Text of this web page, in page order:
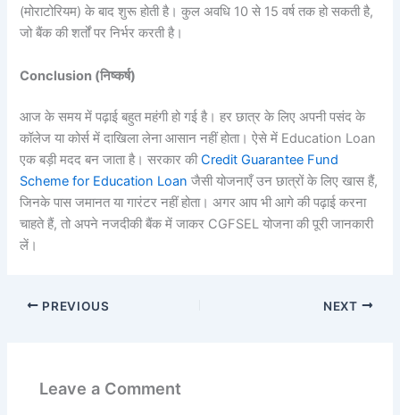
(मोराटोरियम) के बाद शुरू होती है। कुल अवधि 10 से 15 वर्ष तक हो सकती है,
जो बैंक की शर्तों पर निर्भर करती है।
Conclusion (निष्कर्ष)
आज के समय में पढ़ाई बहुत महंगी हो गई है। हर छात्र के लिए अपनी पसंद के
कॉलेज या कोर्स में दाखिला लेना आसान नहीं होता। ऐसे में Education Loan
एक बड़ी मदद बन जाता है। सरकार कीCredit Guarantee Fund
Scheme for Education Loan जैसी योजनाएँ उन छात्रों के लिए खास हैं,
जिनके पास जमानत या गारंटर नहीं होता। अगर आप भी आगे की पढ़ाई करना
चाहते हैं, तो अपने नजदीकी बैंक में जाकर CGFSEL योजना की पूरी जानकारी
लें।
PREVIOUS NEXT
Leave a Comment